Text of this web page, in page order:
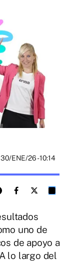
30/ENE/26- 10:14
uno de
de apoyo a
lo largo del